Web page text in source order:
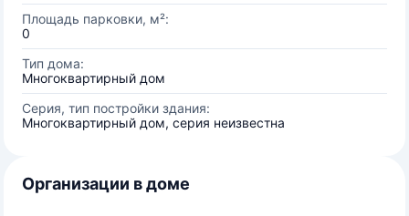
Площадь парковки, м²:
0
Тип дома:
Многоквартирный дом
Серия, тип постройки здания:
Многоквартирный дом, серия неизвестна
Организации в доме